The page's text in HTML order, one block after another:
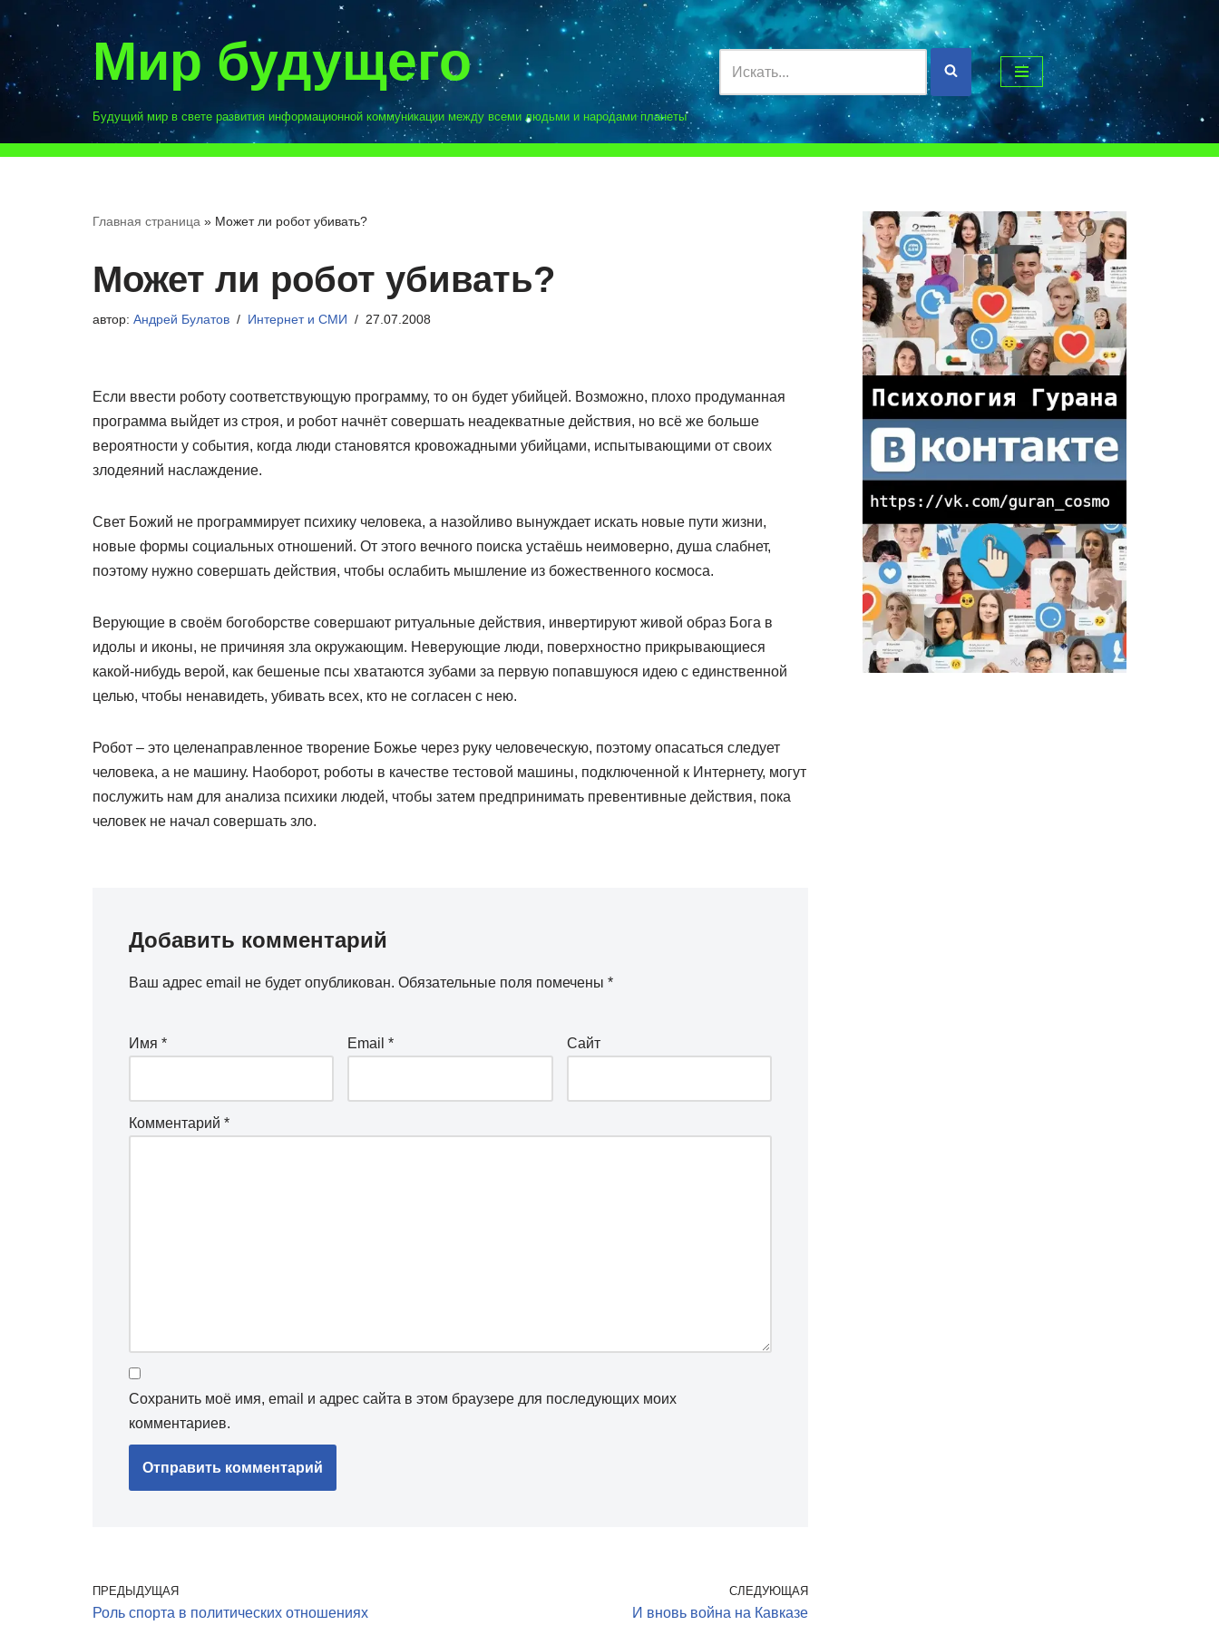
Перейти
к
содержимому
Мир будущего
Будущий мир в свете развития информационной коммуникации между всеми людьми и народами планеты
Главная страница » Может ли робот убивать?
Может ли робот убивать?
автор: Андрей Булатов Интернет и СМИ 27.07.2008
Если ввести роботу соответствующую программу, то он будет убийцей. Возможно, плохо продуманная
программа выйдет из строя, и робот начнёт совершать неадекватные действия, но всё же больше
вероятности у события, когда люди становятся кровожадными убийцами, испытывающими от своих
злодеяний наслаждение.
Свет Божий не программирует психику человека, а назойливо вынуждает искать новые пути жизни,
новые формы социальных отношений. От этого вечного поиска устаёшь неимоверно, душа слабнет,
поэтому нужно совершать действия, чтобы ослабить мышление из божественного космоса.
Верующие в своём богоборстве совершают ритуальные действия, инвертируют живой образ Бога в
идолы и иконы, не причиняя зла окружающим. Неверующие люди, поверхностно прикрывающиеся
какой-нибудь верой, как бешеные псы хватаются зубами за первую попавшуюся идею с единственной
целью, чтобы ненавидеть, убивать всех, кто не согласен с нею.
Робот – это целенаправленное творение Божье через руку человеческую, поэтому опасаться следует
человека, а не машину. Наоборот, роботы в качестве тестовой машины, подключенной к Интернету, могут
послужить нам для анализа психики людей, чтобы затем предпринимать превентивные действия, пока
человек не начал совершать зло.
Добавить комментарий
Ваш адрес email не будет опубликован. Обязательные поля помечены *
Имя * Email* Сайт
Комментарий *
Сохранить моё имя, email и адрес сайта в этом браузере для последующих моих
комментариев.
ПРЕДЫДУЩАЯ
Роль спорта в политических отношениях
СЛЕДУЮЩАЯ
И вновь война на Кавказе